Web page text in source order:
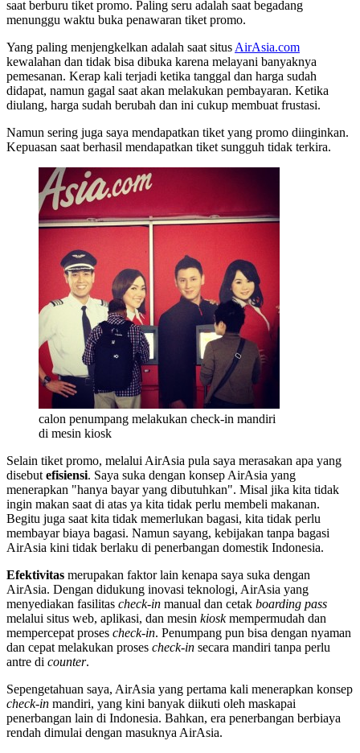
saat berburu tiket promo. Paling seru adalah saat begadang
menunggu waktu buka penawaran tiket promo.
Yang paling menjengkelkan adalah saat situs AirAsia.com
kewalahan dan tidak bisa dibuka karena melayani banyaknya
pemesanan. Kerap kali terjadi ketika tanggal dan harga sudah
didapat, namun gagal saat akan melakukan pembayaran. Ketika
diulang, harga sudah berubah dan ini cukup membuat frustasi.
Namun sering juga saya mendapatkan tiket yang promo diinginkan.
Kepuasan saat berhasil mendapatkan tiket sungguh tidak terkira.
calon penumpang melakukan check-in mandiri
di mesin kiosk
Selain tiket promo, melalui AirAsia pula saya merasakan apa yang
disebut efisiensi. Saya suka dengan konsep AirAsia yang
menerapkan "hanya bayar yang dibutuhkan". Misal jika kita tidak
ingin makan saat di atas ya kita tidak perlu membeli makanan.
Begitu juga saat kita tidak memerlukan bagasi, kita tidak perlu
membayar biaya bagasi. Namun sayang, kebijakan tanpa bagasi
AirAsia kini tidak berlaku di penerbangan domestik Indonesia.
Efektivitas merupakan faktor lain kenapa saya suka dengan
AirAsia. Dengan didukung inovasi teknologi, AirAsia yang
menyediakan fasilitas check-in manual dan cetak boarding pass
melalui situs web, aplikasi, dan mesin kioskmempermudah dan
mempercepat proses check-in. Penumpang pun bisa dengan nyaman
dan cepat melakukan proses check-in secara mandiri tanpa perlu
antre di counter.
Sepengetahuan saya, AirAsia yang pertama kali menerapkan konsep
check-in mandiri, yang kini banyak diikuti oleh maskapai
penerbangan lain di Indonesia. Bahkan, era penerbangan berbiaya
rendah dimulai dengan masuknya AirAsia.